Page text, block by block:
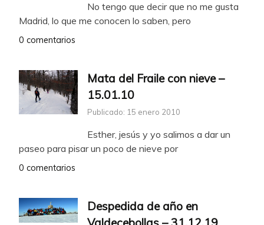
No tengo que decir que no me gusta
Madrid, lo que me conocen lo saben, pero
0 comentarios
Mata del Fraile con nieve –
15.01.10
Publicado: 15 enero 2010
Esther, jesús y yo salimos a dar un
paseo para pisar un poco de nieve por
0 comentarios
Despedida de año en